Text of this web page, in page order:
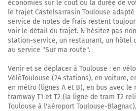
Port de l'Embouchure
Tourner légèrement à droite
64 km
Tourner à gauche sur
continuer sur 400 mètres
66 km
économies sur le coût ou la durée de
le trajet Castelsarrasin Toulouse adapté
service de notes de frais restent
voir le détail du trajet. N'hésitez pas
station-service, un restaurant, un hôtel
au service "Sur ma route".
Venir et se déplacer à Toulouse : en
VélôToulouse (24 stations), en voiture,
en métro (lignes A et B), en bus avec le
tramway T1 et T2 (la ligne de tram T2
Toulouse à l'aéroport Toulouse-